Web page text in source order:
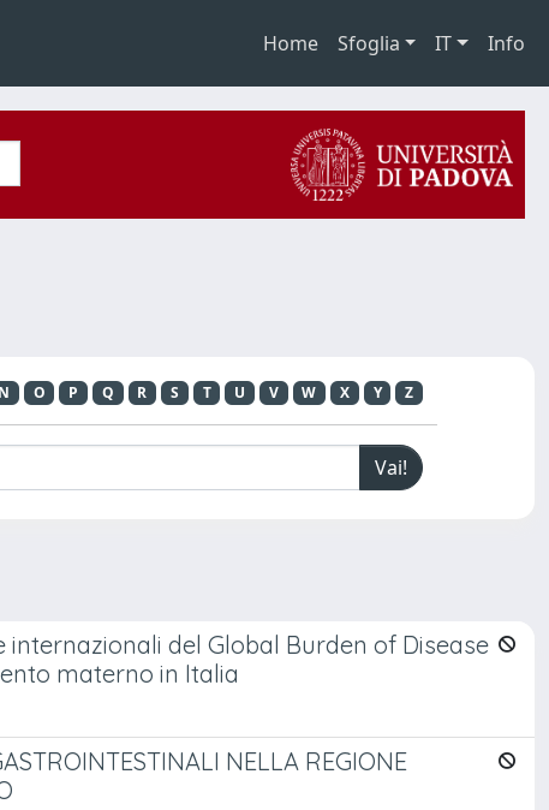
Home Sfoglia IT Info
N O P Q R S T U V W X Y Z
del Global Burden of Disease
materno in Italia
NELLA REGIONE